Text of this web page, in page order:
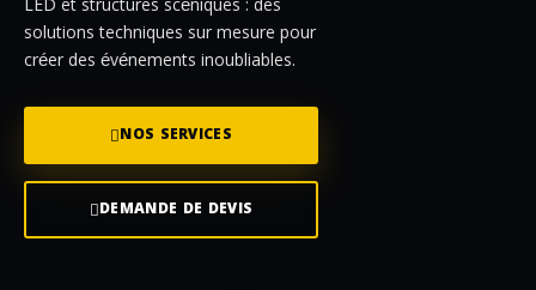
LED et structures scéniques : des
solutions techniques sur mesure pour
créer des événements inoubliables.
NOS SERVICES
DEMANDE DE DEVIS